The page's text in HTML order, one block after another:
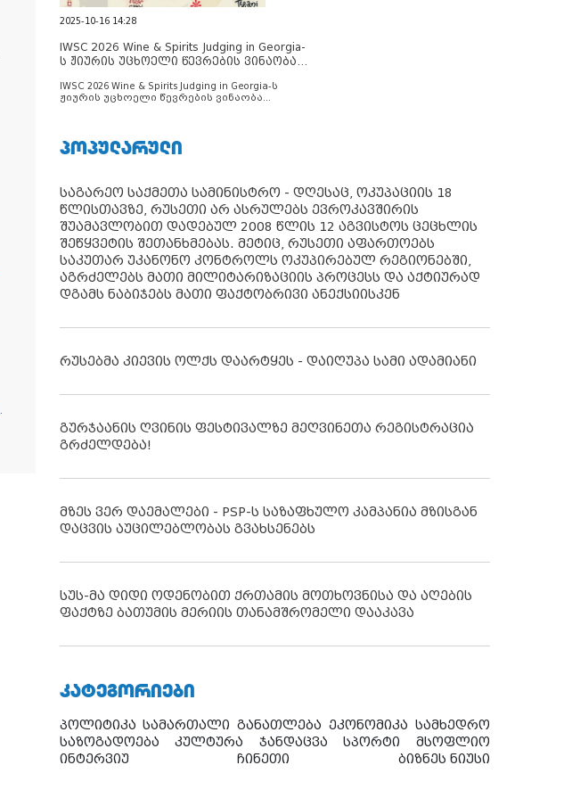
2025-10-16 14:28
IWSC 2026 Wine & Spirits Judging in Georgia-
ს ჟიურის უცხოელი წევრების ვინაობა
IWSC 2026 Wine & Spirits Judging in Georgia-ს
ჟიურის უცხოელი წევრების ვინაობა
ᲞᲝᲞᲣᲚᲐᲠᲣᲚᲘ
საგარეო საქმეთა სამინისტრო - დღესაც, ოკუპაციის 18
წლისთავზე, რუსეთი არ ასრულებს ევროკავშირის
შუამავლობით დადებულ 2008 წლის 12 აგვისტოს ცეცხლის
შეწყვეტის შეთანხმებას. მეტიც, რუსეთი აფართოებს
საკუთარ უკანონო კონტროლს ოკუპირებულ რეგიონებში,
აგრძელებს მათი მილიტარიზაციის პროცესს და აქტიურად
დგამს ნაბიჯებს მათი ფაქტობრივი ანექსიისკენ
რუსებმა კიევის ოლქს დაარტყეს - დაიღუპა სამი ადამიანი
გურჯაანის ღვინის ფესტივალზე მეღვინეთა რეგისტრაცია
გრძელდება!
მზეს ვერ დაემალები - PSP-ს საზაფხულო კამპანია მზისგან
დაცვის აუცილებლობას გვახსენებს
სუს-მა დიდი ოდენობით ქრთამის მოთხოვნისა და აღების
ფაქტზე ბათუმის მერიის თანამშრომელი დააკავა
ᲙᲐᲢᲔᲒᲝᲠᲘᲔᲑᲘ
პოლიტიკა სამართალი განათლება ეკონომიკა სამხედრო
საზოგადოება
კულტურა ჯანდაცვა სპორტი
მსოფლიო
ინტერვიუ
ჩინეთი ბიზნეს ნიუსი